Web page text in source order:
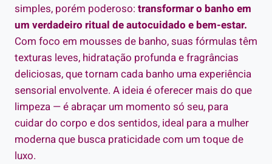
simples, porém poderoso: transformar o banho em
um verdadeiro ritual de autocuidado e bem-estar.
Com foco em mousses de banho, suas fórmulas têm
texturas leves, hidratação profunda e fragrâncias
deliciosas, que tornam cada banho uma experiência
sensorial envolvente. A ideia é oferecer mais do que
limpeza — é abraçar um momento só seu, para
cuidar do corpo e dos sentidos, ideal para a mulher
moderna que busca praticidade com um toque de
luxo.